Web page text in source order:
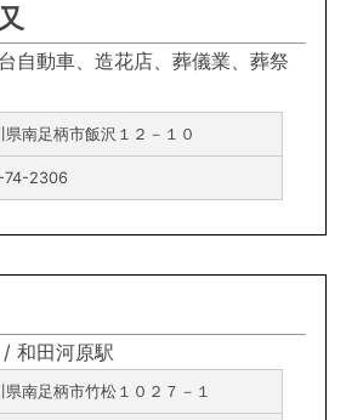
自動車、造花店、葬儀業、葬祭
県南足柄市飯沢１２－１０
2306
和田河原駅
県南足柄市竹松１０２７－１